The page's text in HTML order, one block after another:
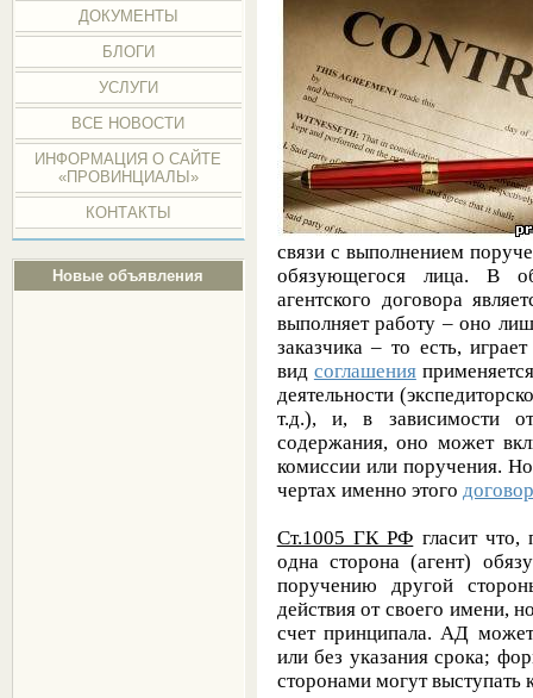
ДОКУМЕНТЫ
БЛОГИ
УСЛУГИ
ВСЕ НОВОСТИ
ИНФОРМАЦИЯ О САЙТЕ
«ПРОВИНЦИАЛЫ»
КОНТАКТЫ
Новые объявления
связи с выполнением
обязующегося лица. В
агентского договора
выполняет работу – оно
заказчика – то есть,
вид соглашения
деятельности
т.д.), и, в зависимости
содержания, оно может
комиссии или поручения.
чертах именно этого
Ст.1005 ГК РФ гласит
одна сторона (агент)
поручению другой
действия от своего имени,
счет принципала. АД
или без указания срока;
сторонами могут выступать